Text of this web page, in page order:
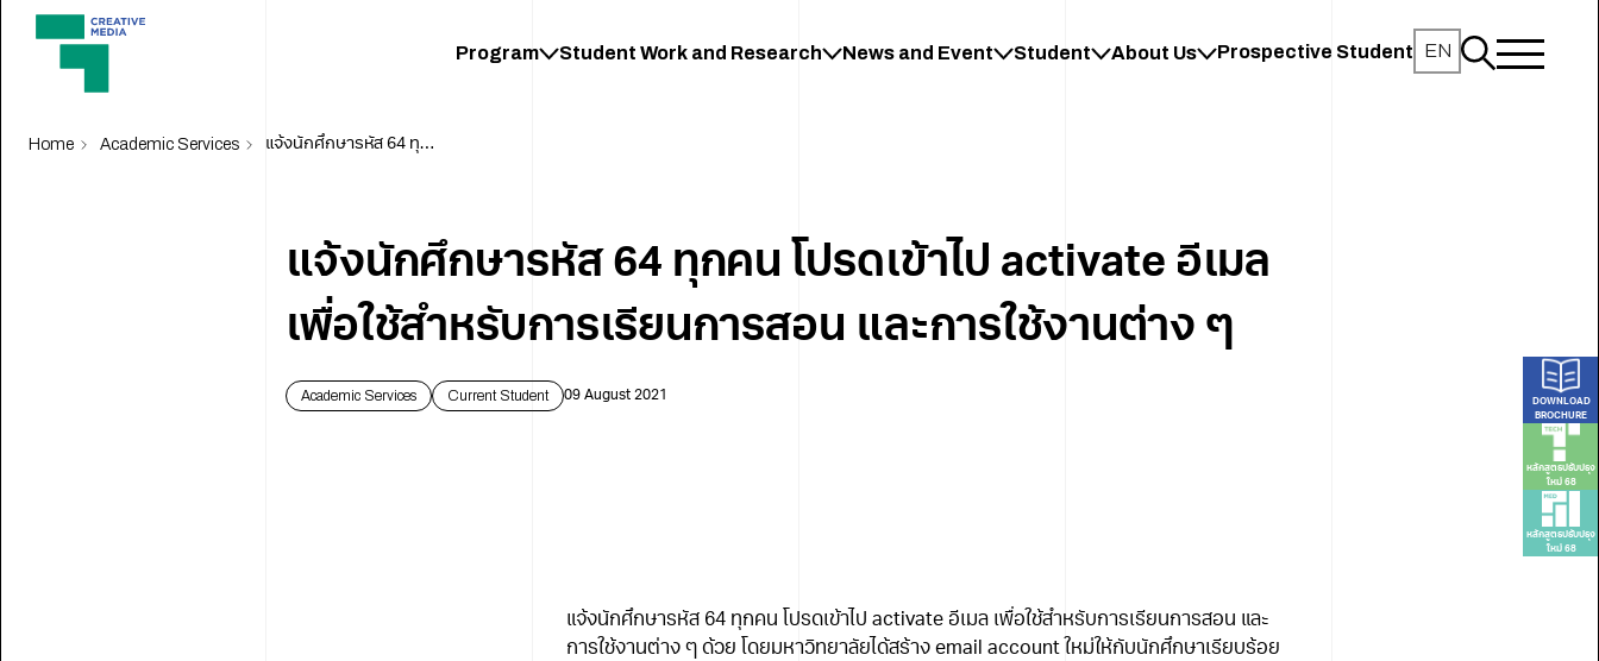
Program Student Work and Research News and Event Student About Us Prospective Student EN
DOWNLOAD
BROCHURE
หลักสูตรปรับปรุง
ใหม่ 68
หลักสูตรปรับปรุง
ใหม่ 68
Home Academic Services แจ้งนักศึกษารหัส 64 ทุกคน โปรดเข้าไป activate อีเมล เพื่อใช้สำหรับการเรียนการสอน และการใช้งานต่าง ๆ
แจ้งนักศึกษารหัส 64 ทุกคน โปรดเข้าไป activate อีเมล
เพื่อใช้สำหรับการเรียนการสอน และการใช้งานต่าง ๆ
Academic Services Current Student 09 August 2021
แจ้งนักศึกษารหัส 64 ทุกคน โปรดเข้าไป activate อีเมล เพื่อใช้สำหรับการเรียนการสอน และ
การใช้งานต่าง ๆ ด้วย โดยมหาวิทยาลัยได้สร้าง email account ใหม่ให้กับนักศึกษาเรียบร้อย